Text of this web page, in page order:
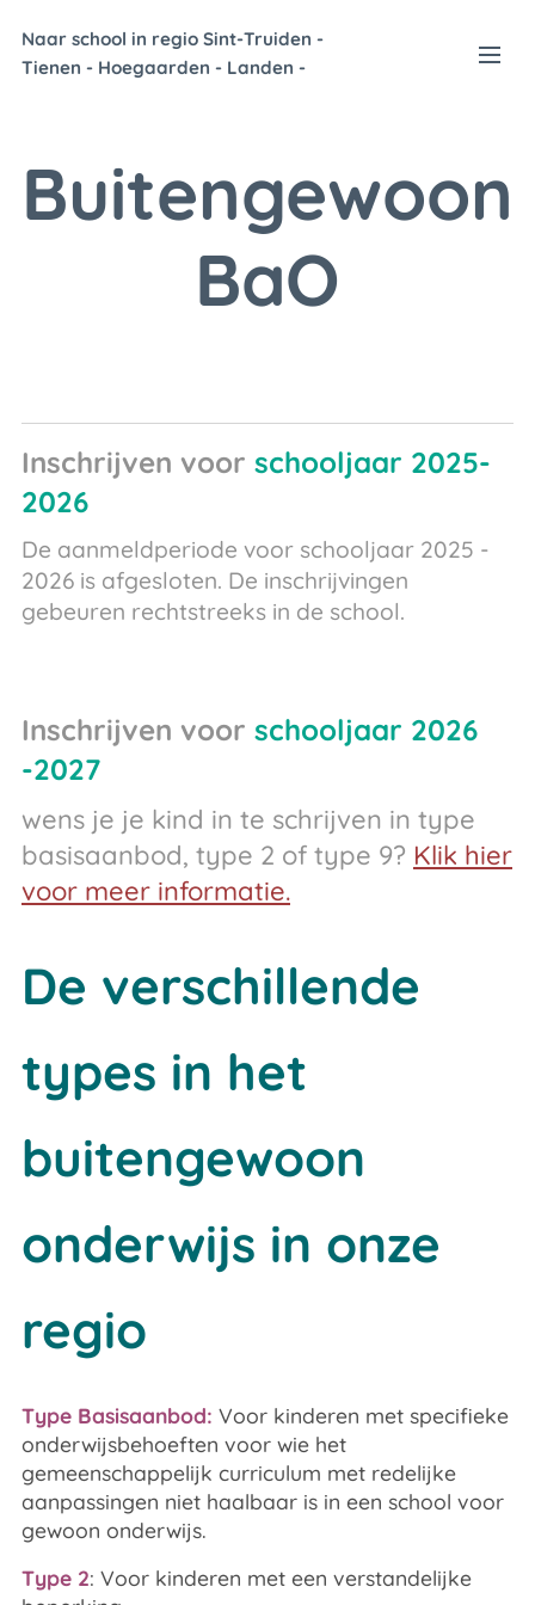
Naar school in regio Sint-Truiden -
Tienen - Hoegaarden - Landen -
Buitengewoon
BaO
Inschrijven voor schooljaar 2025-
2026
De aanmeldperiode voor schooljaar 2025 -
2026 is afgesloten. De inschrijvingen
gebeuren rechtstreeks in de school.
Inschrijven voor schooljaar 2026
-2027
wens je je kind in te schrijven in type
basisaanbod, type 2 of type 9? Klik hier
voor meer informatie.
De verschillende
types in het
buitengewoon
onderwijs in onze
regio
Type Basisaanbod: Voor kinderen met specifieke
onderwijsbehoeften voor wie het
gemeenschappelijk curriculum met redelijke
aanpassingen niet haalbaar is in een school voor
gewoon onderwijs.
Type 2: Voor kinderen met een verstandelijke